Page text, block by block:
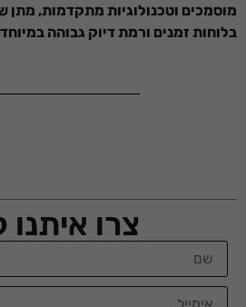
מוסמכים וטכנולוגיות מתקדמות, מתן
בלוחות זמנים ורמת דיוק גבוהה
צרו